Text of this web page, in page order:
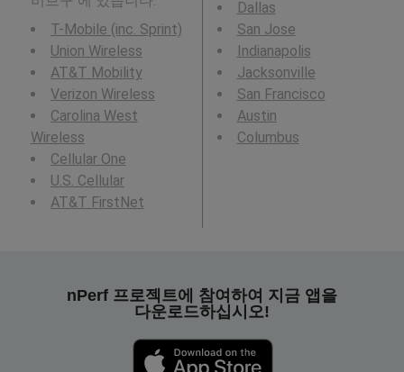
T-Mobile (inc. Sprint)
Union Wireless
AT&T Mobility
Verizon Wireless
Carolina West
Wireless
Cellular One
U.S. Cellular
AT&T FirstNet
Dallas
San Jose
Indianapolis
Jacksonville
San Francisco
Austin
Columbus
nPerf 프로젝트에 참여하여 지금 앱을
다운로드하십시오!